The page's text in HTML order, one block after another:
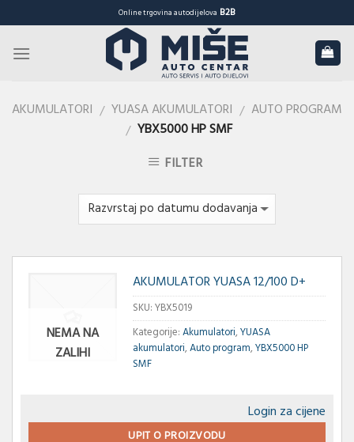
to
content
Online trgovina autodijelova B2B
AKUMULATORI / YUASA AKUMULATORI / AUTO PROGRAM
/ YBX5000 HP SMF
FILTER
NEMA NA
ZALIHI
AKUMULATOR YUASA 12/100 D+
SKU:YBX5019
Kategorije:Akumulatori,YUASA
akumulatori,Auto program,YBX5000 HP
SMF
Login za cijene
UPIT O PROIZVODU